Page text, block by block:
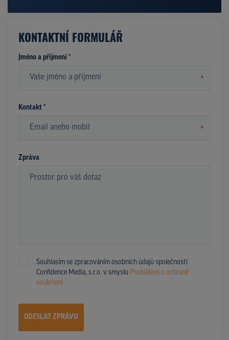
KONTAKTNÍ FORMULÁŘ
Jméno a příjmení *
*
Kontakt *
*
Zpráva
Souhlasím se zpracováním osobních údajů společností
Confidence Media, s.r.o. v smyslu Prohlášení o ochraně
soukromí.
ODESLAT ZPRÁVU